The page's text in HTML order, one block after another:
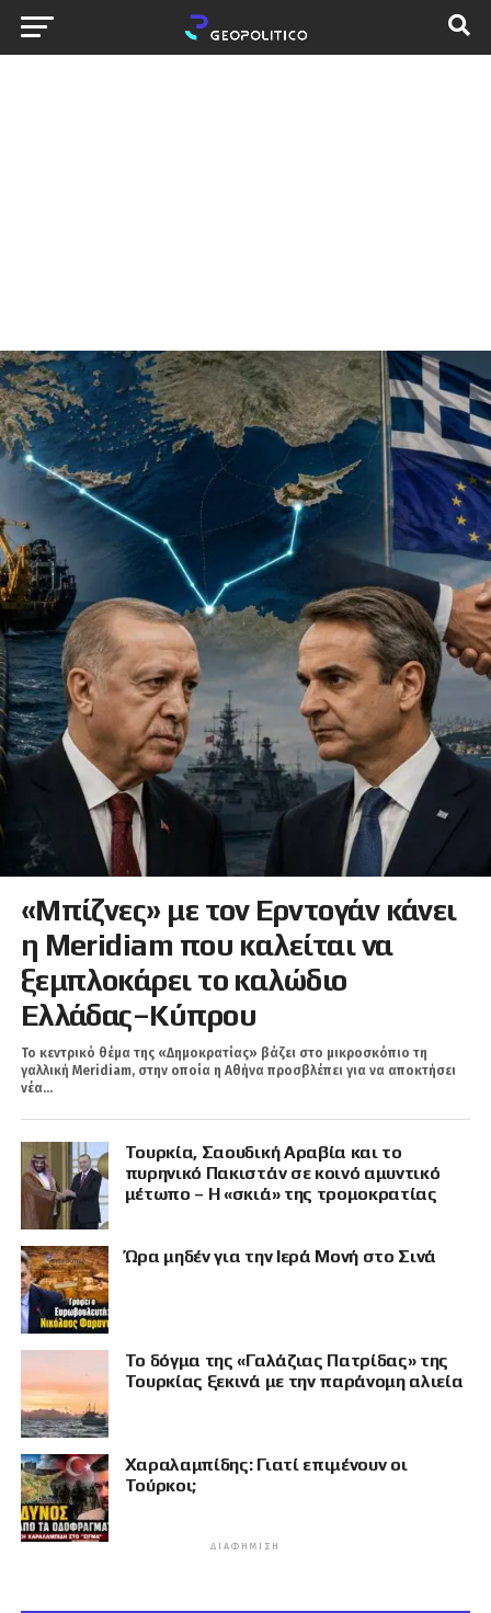
«Μπίζνες» με τον Ερντογάν κάνει
η Meridiam που καλείται να
ξεμπλοκάρει το καλώδιο
Ελλάδας–Κύπρου
Το κεντρικό θέμα της «Δημοκρατίας» βάζει στο μικροσκόπιο τη
γαλλική Meridiam, στην οποία η Αθήνα προσβλέπει για να αποκτήσει
νέα...
Τουρκία, Σαουδική Αραβία και το
πυρηνικό Πακιστάν σε κοινό αμυντικό
μέτωπο – Η «σκιά» της τρομοκρατίας
Ώρα μηδέν για την Ιερά Μονή στο Σινά
Το δόγμα της «Γαλάζιας Πατρίδας» της
Τουρκίας ξεκινά με την παράνομη αλιεία
Χαραλαμπίδης: Γιατί επιμένουν οι
Τούρκοι;
ΔΙΑΦΉΜΙΣΗ